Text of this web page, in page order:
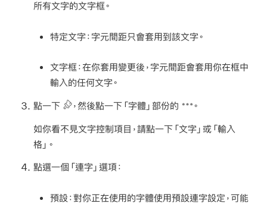
所有文字的文字框。
特定文字： 字元間距只會套用到該文字。
文字框：在你套用變更後，字元間距會套用你在框中
輸入的任何文字。
點一下 ，然後點一下「字體」部份的 。
如你看不見文字控制項目，請點一下「文字」或「輸入
格」。
點選一個「連字」選項：
預設：對你正在使用的字體使用預設連字設定，可能